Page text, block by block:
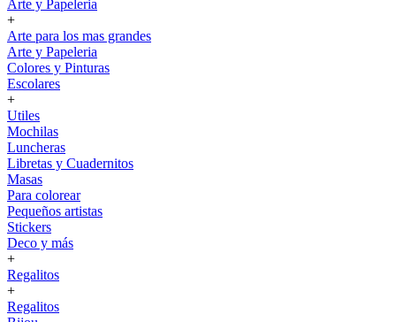
Arte y Papeleria
+
Arte para los mas grandes
Arte y Papeleria
Colores y Pinturas
Escolares
+
Utiles
Mochilas
Luncheras
Libretas y Cuadernitos
Masas
Para colorear
Pequeños artistas
Stickers
Deco y más
+
Regalitos
+
Regalitos